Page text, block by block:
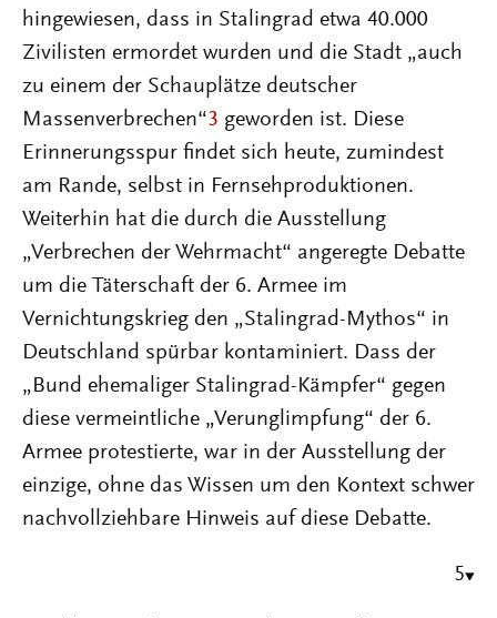
hingewiesen, dass in Stalingrad etwa 40.000
Zivilisten ermordet wurden und die Stadt „auch
zu einem der Schauplätze deutscher
Massenverbrechen“3 geworden ist. Diese
Erinnerungsspur findet sich heute, zumindest
am Rande, selbst in Fernsehproduktionen.
Weiterhin hat die durch die Ausstellung
„Verbrechen der Wehrmacht“ angeregte Debatte
um die Täterschaft der 6. Armee im
Vernichtungskrieg den „Stalingrad-Mythos“ in
Deutschland spürbar kontaminiert. Dass der
„Bund ehemaliger Stalingrad-Kämpfer“ gegen
diese vermeintliche „Verunglimpfung“ der 6.
Armee protestierte, war in der Ausstellung der
einzige, ohne das Wissen um den Kontext schwer
nachvollziehbare Hinweis auf diese Debatte.
5